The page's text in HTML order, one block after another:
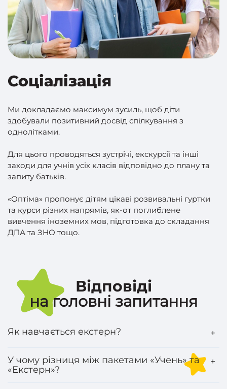
Соціалізація
Ми докладаємо максимум зусиль, щоб діти
здобували позитивний досвід спілкування з
однолітками.
Для цього проводяться зустрічі, екскурсії та інші
заходи для учнів усіх класів відповідно до плану та
запиту батьків.
«Оптіма» пропонує дітям цікаві розвивальні гуртки
та курси різних напрямів, як-от поглиблене
вивчення іноземних мов, підготовка до складання
ДПА та ЗНО тощо.
Відповіді
на головні запитання
Як навчається екстерн? +
У чому різниця між пакетами «Учень» та
«Екстерн»?
+